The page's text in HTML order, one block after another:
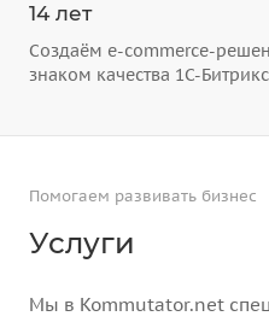
14 лет
Создаём e-commerce-
знаком качества 1С-Битрикс
Помогаем развивать бизнес
Услуги
Мы в Kommutator.net